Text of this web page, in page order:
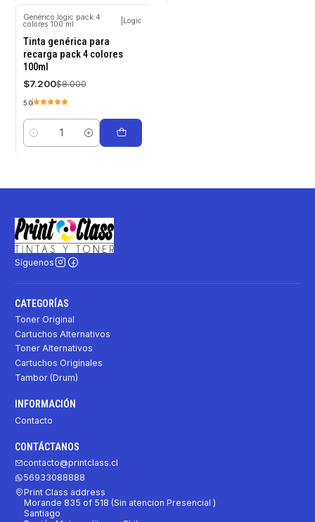
OFF
Genérico logic pack 4
colores 100 ml Logic
Tinta genérica para
recarga pack 4 colores
100ml
$7.200$8.000
5.0
Cantidad
Síguenos
CATEGORÍAS
Toner Original
Cartuchos Alternativos
Toner Alternativos
Cartuchos Originales
Tambor (Drum)
INFORMACIÓN
Contacto
CONTÁCTANOS
contacto@printclass.cl
56933088888
Print Class address
Morande 835 of 518 (Sin atencion Presencial )
Santiago